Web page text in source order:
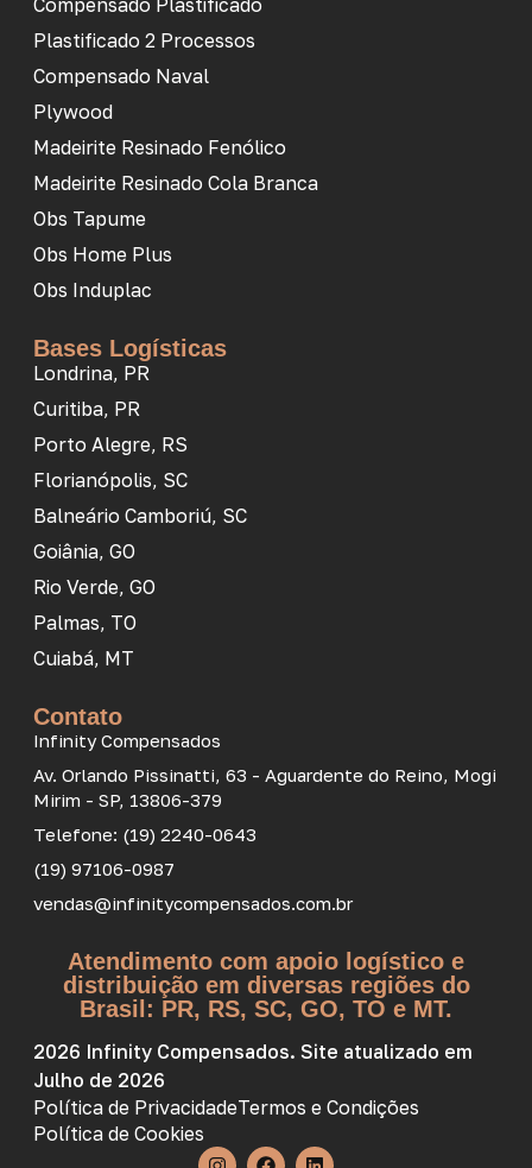
Compensado Plastificado
Plastificado 2 Processos
Compensado Naval
Plywood
Madeirite Resinado Fenólico
Madeirite Resinado Cola Branca
Obs Tapume
Obs Home Plus
Obs Induplac
Bases Logísticas
Londrina, PR
Curitiba, PR
Porto Alegre, RS
Florianópolis, SC
Balneário Camboriú, SC
Goiânia, GO
Rio Verde, GO
Palmas, TO
Cuiabá, MT
Contato
Infinity Compensados
Av. Orlando Pissinatti, 63 - Aguardente do Reino, Mogi
Mirim - SP, 13806-379
Telefone: (19) 2240-0643
(19) 97106-0987
vendas@infinitycompensados.com.br
Atendimento com apoio logístico e
distribuição em diversas regiões do
Brasil: PR, RS, SC, GO, TO e MT.
2026 Infinity Compensados. Site atualizado em
Julho de 2026
Política de PrivacidadeTermos e Condições
Política de Cookies